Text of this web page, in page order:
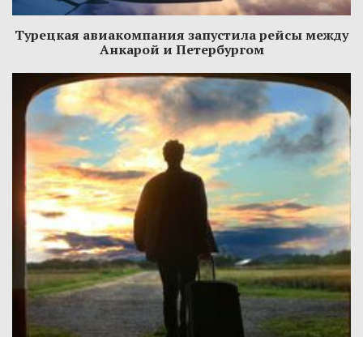
Турецкая авиакомпания запустила рейсы между
Анкарой и Петербургом